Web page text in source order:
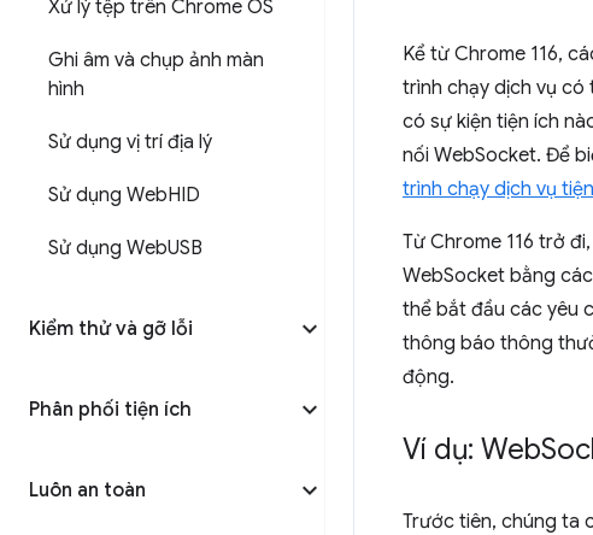
Xử lý tệp trên Chrome OS
Ghi âm và chụp ảnh màn
hình
Sử dụng vị trí địa lý
Sử dụng WebHID
Sử dụng WebUSB
Kiểm thử và gỡ lỗi
Phân phối tiện ích
Luôn an toàn
Kể từ Chrome 116,
trình chạy dịch vụ
có sự kiện tiện ích
nối WebSocket. Để
trình chạy dịch vụ
Từ Chrome 116 trở
WebSocket bằng
thể bắt đầu các yêu
thông báo thông
động.
Ví dụ: Web
Trước tiên, chúng ta